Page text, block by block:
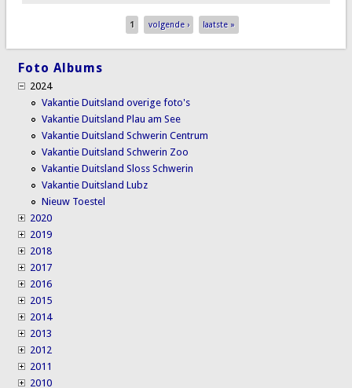
1 volgende › laatste »
Foto Albums
2024
Vakantie Duitsland overige foto's
Vakantie Duitsland Plau am See
Vakantie Duitsland Schwerin Centrum
Vakantie Duitsland Schwerin Zoo
Vakantie Duitsland Sloss Schwerin
Vakantie Duitsland Lubz
Nieuw Toestel
2020
2019
2018
2017
2016
2015
2014
2013
2012
2011
2010